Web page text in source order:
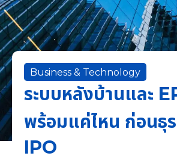
Business & Technology
ระบบหลังบ้านและ
พร้อมแค่ไหน ก่อนธุ
IPO